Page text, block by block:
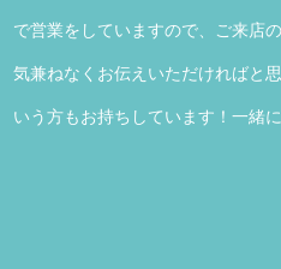
で営業をしていますので、ご来店
気兼ねなくお伝えいただければと
いう方もお持ちしています！一緒